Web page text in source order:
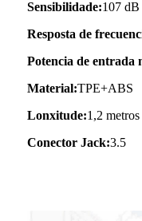
Sensibilidade:107 dB
Resposta de
Potencia de entrada
Material:TPE+ABS
Lonxitude:1,2 metros
Conector Jack:3.5